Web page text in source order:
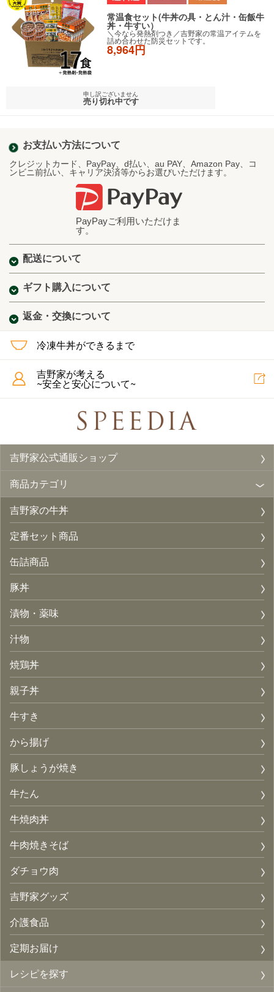
常温食セット(牛丼の具・とん汁・缶飯牛
丼・牛すい）
＼今なら発熱剤つき／吉野家の常温アイテムを
詰め合わせた防災セットです。
8,964円
申し訳ございません
売り切れ中です
お支払い方法について
クレジットカード、PayPay、d払い、au PAY、Amazon Pay、コ
ンビニ前払い、キャリア決済等からお選びいただけます。
PayPayご利用いただけま
す。
配送について
ギフト購入について
返金・交換について
冷凍牛丼ができるまで
吉野家が考える
~安全と安心について~
吉野家公式通販ショップ
商品カテゴリ
吉野家の牛丼
定番セット商品
缶詰商品
豚丼
漬物・薬味
汁物
焼鶏丼
親子丼
牛すき
から揚げ
豚しょうが焼き
牛たん
牛焼肉丼
牛肉焼きそば
ダチョウ肉
吉野家グッズ
介護食品
定期お届け
レシピを探す